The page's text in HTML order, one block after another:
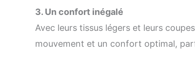
3. Un confort inégalé
Avec leurs tissus légers et leurs
mouvement et un confort optimal,